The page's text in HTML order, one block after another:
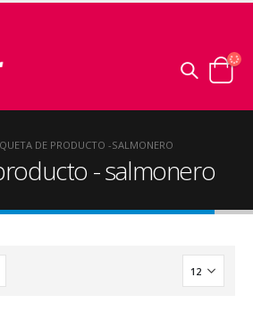
DE PRODUCTO -SALMONERO
- salmonero